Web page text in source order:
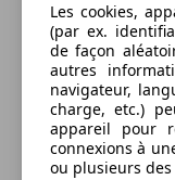
Les cookies,
(par ex.
de façon
autres
navigateur,
charge, etc.)
appareil pour
connexions à
ou plusieurs